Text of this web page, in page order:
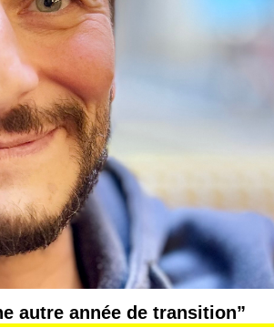
autre année de transition”